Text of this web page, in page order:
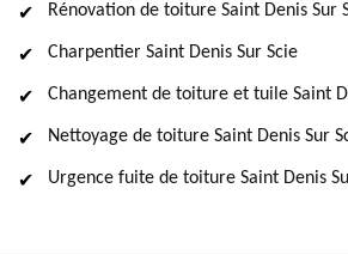
Rénovation de toiture Saint Denis Sur
Charpentier Saint Denis Sur Scie
Changement de toiture et tuile Saint
Nettoyage de toiture Saint Denis Sur
Urgence fuite de toiture Saint Denis